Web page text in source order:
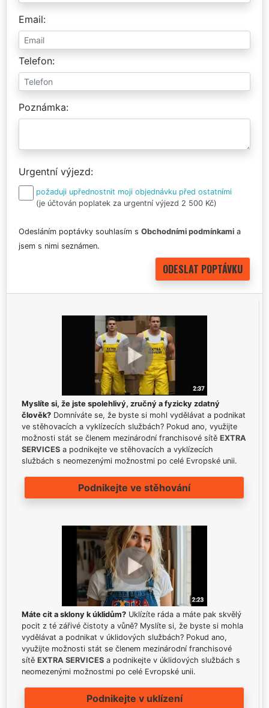
Email
Telefon
Poznámka
Urgentní výjezd
požaduji upřednostnit moji objednávku před ostatními
(je účtován poplatek za urgentní výjezd 2 500 Kč)
Odesláním poptávky souhlasím s Obchodními podmínkami a
jsem s nimi seznámen.
Myslíte si, že jste spolehlivý, zručný a fyzicky zdatný
člověk? Domníváte se, že byste si mohl vydělávat a podnikat
ve stěhovacích a vyklízecích službách? Pokud ano, využijte
možnosti stát se členem mezinárodní franchisové sítě EXTRA
SERVICES a podnikejte ve stěhovacích a vyklízecích
službách s neomezenými možnostmi po celé Evropské unii.
Podnikejte ve stěhování
Máte cit a sklony k úklidům? Uklízíte ráda a máte pak skvělý
pocit z té zářivé čistoty a vůně? Myslíte si, že byste si mohla
vydělávat a podnikat v úklidových službách? Pokud ano,
využijte možnosti stát se členem mezinárodní franchisové
sítě EXTRA SERVICES a podnikejte v úklidových službách s
neomezenými možnostmi po celé Evropské unii.
Podnikejte v uklízení